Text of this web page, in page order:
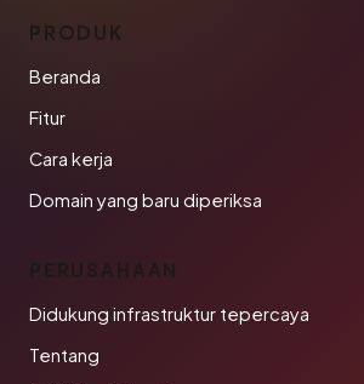
PRODUK
Beranda
Fitur
Cara kerja
Domain yang baru diperiksa
PERUSAHAAN
Didukung infrastruktur tepercaya
Tentang